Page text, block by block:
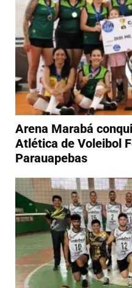
Arena Marabá
Atlética de Voleibol
Parauapebas